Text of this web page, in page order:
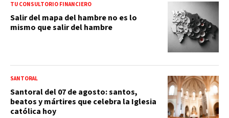
TU CONSULTORIO FINANCIERO
Salir del mapa del hambre no es lo
mismo que salir del hambre
SANTORAL
Santoral del 07 de agosto: santos,
beatos y mártires que celebra la Iglesia
católica hoy